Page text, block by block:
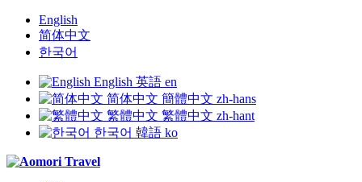
English
简体中文
한국어
English 英語 en
简体中文 簡體中文 zh-hans
繁體中文 繁體中文 zh-hant
한국어 韓語 ko